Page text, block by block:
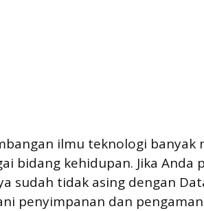
ilmu teknologi banyak
bidang kehidupan. Jika
sudah tidak asing dengan
penyimpanan dan